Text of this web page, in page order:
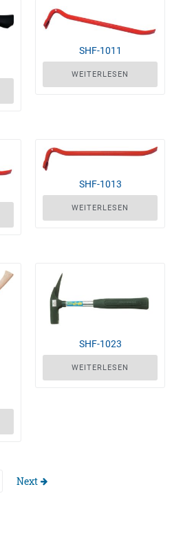
SHF-1011
WEITERLESEN
SHF-1013
WEITERLESEN
SHF-1023
WEITERLESEN
Next